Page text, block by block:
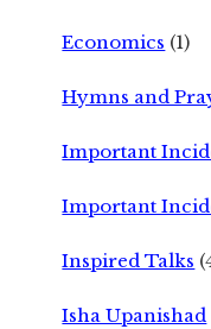
Economics (1)
Hymns and
Important
Important
Inspired Talks
Isha Upanishad